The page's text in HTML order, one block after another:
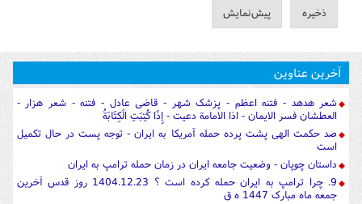
آخرین عناوین
شعر هدهد - فتنه اعظم - پزشک شهر - قاضی عادل - فتنه - شعر هزار -
العطشان فسر الایمان - اذا الامامة دعیت - إِذَا كُتِبَتِ الْكِتَابَةُ
صد حکمت الهی پشت پرده حمله آمریکا به ایران - توجه پست در حال تکمیل
است
داستان چوپان - وضعیت جامعه ایران در زمان حمله ترامپ به ایران
9. چرا ترامپ به ایران حمله کرده است ؟ 1404.12.23 روز قدس آخرین
جمعه ماه مبارک 1447 ه ق